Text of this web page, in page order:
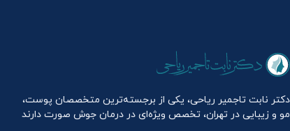
دکتر نابت تاجمیر ریاحی، یکی از برجسته‌ترین متخصصان پوست،
مو و زیبایی در تهران، تخصص ویژه‌ای در درمان جوش صورت دارند